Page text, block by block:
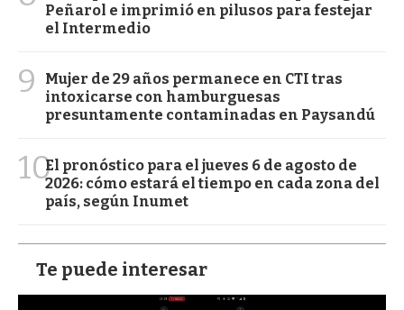
Peñarol e imprimió en pilusos para festejar
el Intermedio
9
Mujer de 29 años permanece en CTI tras
intoxicarse con hamburguesas
presuntamente contaminadas en Paysandú
10El pronóstico para el jueves 6 de agosto de
2026: cómo estará el tiempo en cada zona del
país, según Inumet
Te puede interesar